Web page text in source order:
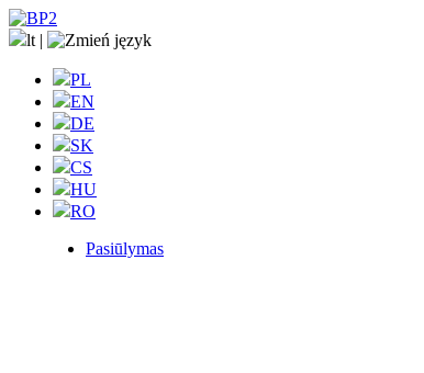
lt |
PL
EN
DE
SK
CS
HU
RO
Pasiūlymas